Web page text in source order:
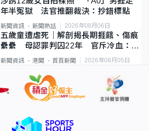
年半冤獄 法官推翻裁決：抄錯標點
新聞資訊 新聞熱話 2026年08月06日
五歲童遭虐死｜解剖揭長期捱餓、傷痕
纍纍 母認罪判囚22年 官斥冷血：同
類案最惡劣
新聞資訊 港聞 首頁新聞 2026年08月05日